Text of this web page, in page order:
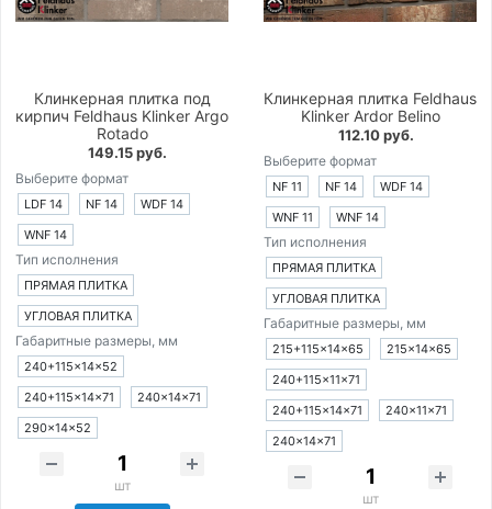
Клинкерная плитка под
кирпич Feldhaus Klinker Argo
Rotado
149.15 руб.
Выберите формат
LDF 14 NF 14
WDF 14
WNF 14
Тип исполнения
ПРЯМАЯ ПЛИТКА
УГЛОВАЯ ПЛИТКА
Габаритные размеры, мм
240+115×14×52
240+115×14×71
240×14×71
290×14×52
шт
Клинкерная плитка Feldhaus
Klinker Ardor Belino
112.10 руб.
Выберите формат
NF 11 NF 14
WDF 14
WNF 11
WNF 14
Тип исполнения
ПРЯМАЯ ПЛИТКА
УГЛОВАЯ ПЛИТКА
Габаритные размеры, мм
215+115×14×65
215×14×65
240+115×11×71
240+115×14×71
240×11×71
240×14×71
шт